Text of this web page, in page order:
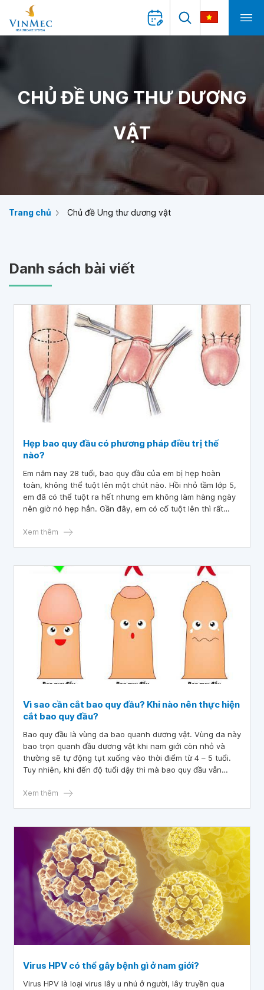
CHỦ ĐỀ UNG THƯ DƯƠNG
VẬT
Trang chủ Chủ đề Ung thư dương vật
Danh sách bài viết
Hẹp bao quy đầu có phương pháp điều trị thế
nào?
Em năm nay 28 tuổi, bao quy đầu của em bị hẹp hoàn
toàn, không thể tuột lên một chút nào. Hồi nhỏ tầm lớp 5,
em đã có thể tuột ra hết nhưng em không làm hàng ngày
nên giờ nó hẹp hẳn. Gần đây, em có cố tuột lên thì rất
thành một vòng nhỏ và rất cứng. Em chưa quan hệ bao giờ
Xem thêm
Vì sao cần cắt bao quy đầu? Khi nào nên thực hiện
cắt bao quy đầu?
Bao quy đầu là vùng da bao quanh dương vật. Vùng da này
bao trọn quanh đầu dương vật khi nam giới còn nhỏ và
thường sẽ tự động tụt xuống vào thời điểm từ 4 – 5 tuổi.
Tuy nhiên, khi đến độ tuổi dậy thì mà bao quy đầu vẫn
thuật.
Xem thêm
Virus HPV có thể gây bệnh gì ở nam giới?
Virus HPV là loại virus lây u nhú ở người, lây truyền qua